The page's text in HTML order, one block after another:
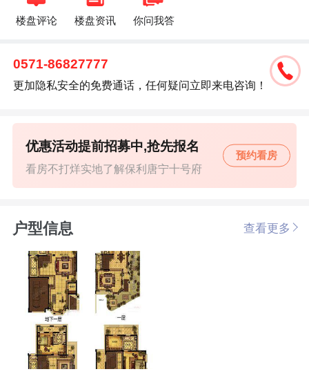
楼盘评论 楼盘资讯 你问我答
0571-86827777
更加隐私安全的免费通话，任何疑问立即来电咨询！
看房不打烊实地了解保利唐宁十号府
优惠活动提前招募中,抢先报名
预约看房
户型信息 查看更多